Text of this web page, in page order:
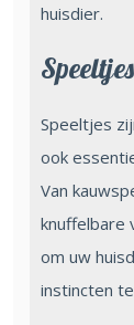
huisdier.
Speeltjes
Speeltjes
ook
Van
knuffelbare
om uw
instincten